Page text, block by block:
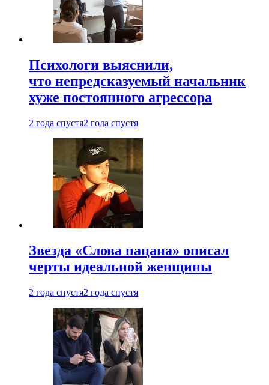
Психологи выяснили,
что непредсказуемый начальник
хуже постоянного агрессора
2 года спустя2 года спустя
Звезда «Слова пацана» описал
черты идеальной женщины
2 года спустя2 года спустя